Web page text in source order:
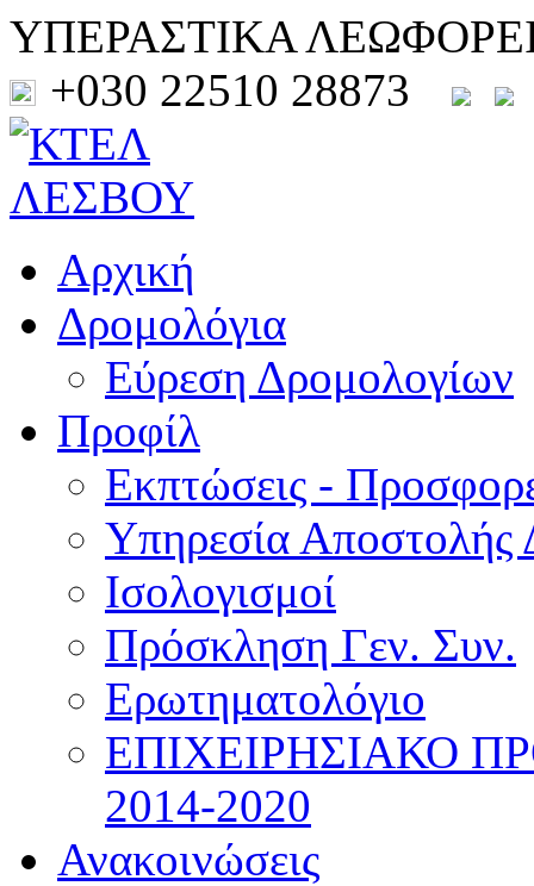
ΥΠΕΡΑΣΤΙΚΑ
+030 22510 28873
Αρχική
Δρομολόγια
Εύρεση Δρομολογίων
Προφίλ
Εκπτώσεις -
Υπηρεσία Αποστολής
Ισολογισμοί
Πρόσκληση Γεν. Συν.
Ερωτηματολόγιο
ΕΠΙΧΕΙΡΗΣΙΑΚΟ
2014-2020
Ανακοινώσεις